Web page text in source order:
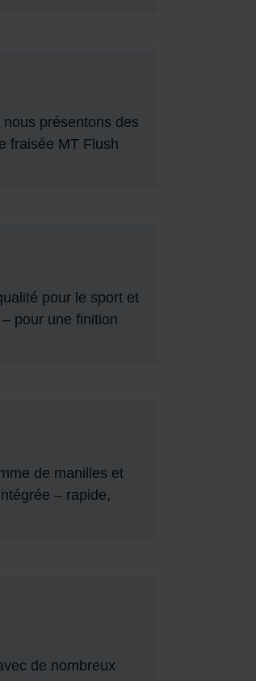
présentons des
fraisée MT Flush
pour le sport et
pour une finition
de manilles et
– rapide,
de nombreux